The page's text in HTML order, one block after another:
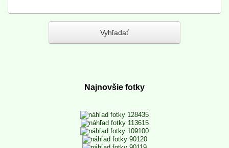
Najnovšie fotky